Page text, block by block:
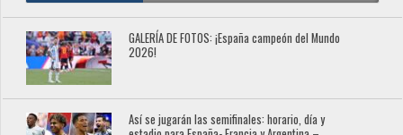
GALERÍA DE FOTOS: ¡España campeón del Mundo
2026!
Así se jugarán las semifinales: horario, día y